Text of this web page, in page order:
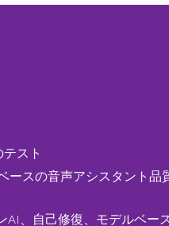
スト
ースの音声アシスタント品
AI、自己修復、モデルベー